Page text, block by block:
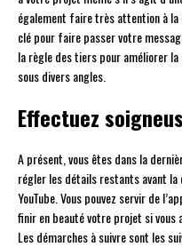
également faire très attention à la
clé pour faire passer votre
la règle des tiers pour améliorer
sous divers angles.
Effectuez
A présent, vous êtes dans la
régler les détails restants avant la
YouTube. Vous pouvez servir de
finir en beauté votre projet si vous
Les démarches à suivre sont les